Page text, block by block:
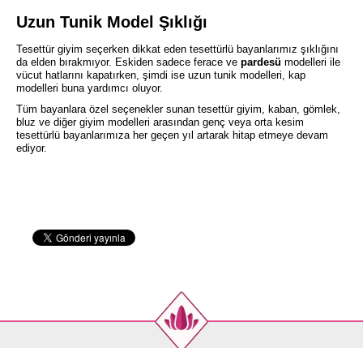
Uzun Tunik Model Şıklığı
Tesettür giyim seçerken dikkat eden tesettürlü bayanlarımız şıklığını
da elden bırakmıyor. Eskiden sadece ferace ve pardesü modelleri ile
vücut hatlarını kapatırken, şimdi ise uzun tunik modelleri, kap
modelleri buna yardımcı oluyor.
Tüm bayanlara özel seçenekler sunan tesettür giyim, kaban, gömlek,
bluz ve diğer giyim modelleri arasından genç veya orta kesim
tesettürlü bayanlarımıza her geçen yıl artarak hitap etmeye devam
ediyor.